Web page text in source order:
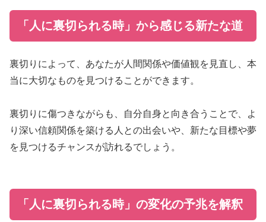
「人に裏切られる時」から感じる新たな道
裏切りによって、あなたが人間関係や価値観を見直し、本
当に大切なものを見つけることができます。
裏切りに傷つきながらも、自分自身と向き合うことで、よ
り深い信頼関係を築ける人との出会いや、新たな目標や夢
を見つけるチャンスが訪れるでしょう。
「人に裏切られる時」の変化の予兆を解釈